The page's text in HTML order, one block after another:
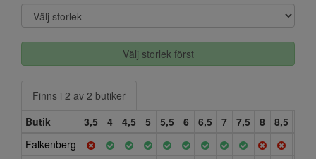
Välj storlek först
Finns i 2 av 2 butiker
Butik
3,5 4 4,5 5 5,5 6 6,5 7 7,5 8 8,5
Falkenberg